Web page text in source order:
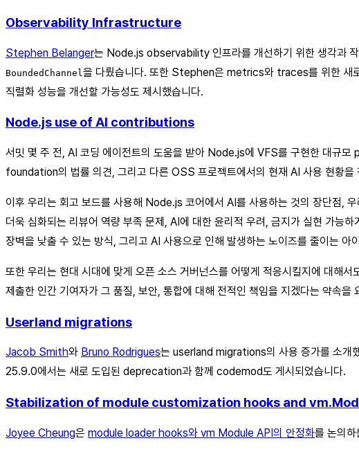
Observability Infrastructure
Stephen Belanger는 Node.js observability 인프라를 개선하기 위한 생각과
BoundedChannel 을 다뤘습니다. 또한 Stephen은 metrics와 traces를 위한 새
직렬화 성능을 개선할 가능성도 제시했습니다.
Node.js use of AI contributions
서밋 몇 주 전, AI 코딩 에이전트의 도움을 받아 Node.js에 VFS를 구현한 대규
foundation의 법률 의견, 그리고 다른 OSS 프로젝트에서의 현재 AI 사용 현황을
이후 우리는 회고 보드를 사용해 Node.js 코어에서 AI를 사용하는 것의 장단점,
더욱 심화되는 리뷰어 역량 부족 문제, AI에 대한 윤리적 우려, 금지가 실현 가능
장벽을 낮출 수 있는 방식, 그리고 AI 사용으로 인해 발생하는 노이즈를 줄이는 아
또한 우리는 현대 시대에 맞게 오픈 소스 거버넌스를 어떻게 적응시킬지에 대해
제출한 인간 기여자가 그 품질, 보안, 통합에 대해 전적인 책임을 지겠다는 약속
Userland migrations
Jacob Smith와 Bruno Rodrigues는 userland migrations의 사용 증가를 소개
25.9.0에서는 새로 도입된 deprecation과 함께 codemod도 게시되었습니다.
Stabilization of module customization hooks and
Joyee Cheung은 module loader hooks와 vm Module API의 안정화를 논의